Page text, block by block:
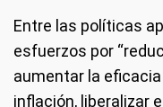
Entre las políticas
esfuerzos por
aumentar la
inflación, liberalizar